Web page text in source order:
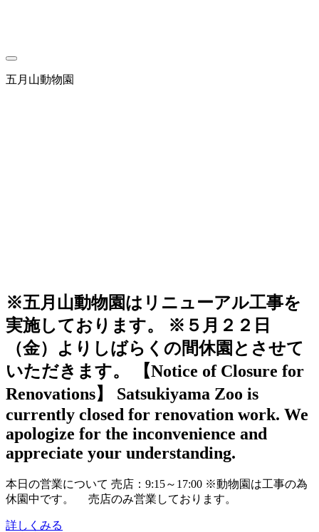
園
五月山動物園
※五月山動物園はリニューアル工事を
実施しております。 ※５月２２日
（金）よりしばらくの間休園とさせて
いただきます。 【Notice of Closure for
Renovations】 Satsukiyama Zoo is
currently closed for renovation work. We
apologize for the inconvenience and
appreciate your understanding.
本日の営業について 売店：9:15～17:00 ※動物園は工事の為
休園中です。 売店のみ営業しております。
詳しくみる